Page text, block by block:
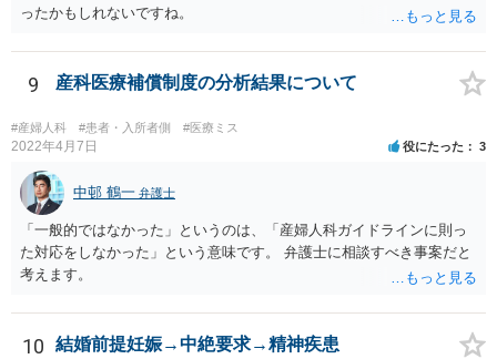
ったかもしれないですね。
9 産科医療補償制度の分析結果について
#産婦人科 #患者・入所者側 #医療ミス
2022年4月7日 役にたった 3
中邨 鶴一 弁護士
「一般的ではなかった」というのは、「産婦人科ガイドラインに則っ
た対応をしなかった」という意味です。 弁護士に相談すべき事案だと
考えます。
10 結婚前提妊娠→中絶要求→精神疾患